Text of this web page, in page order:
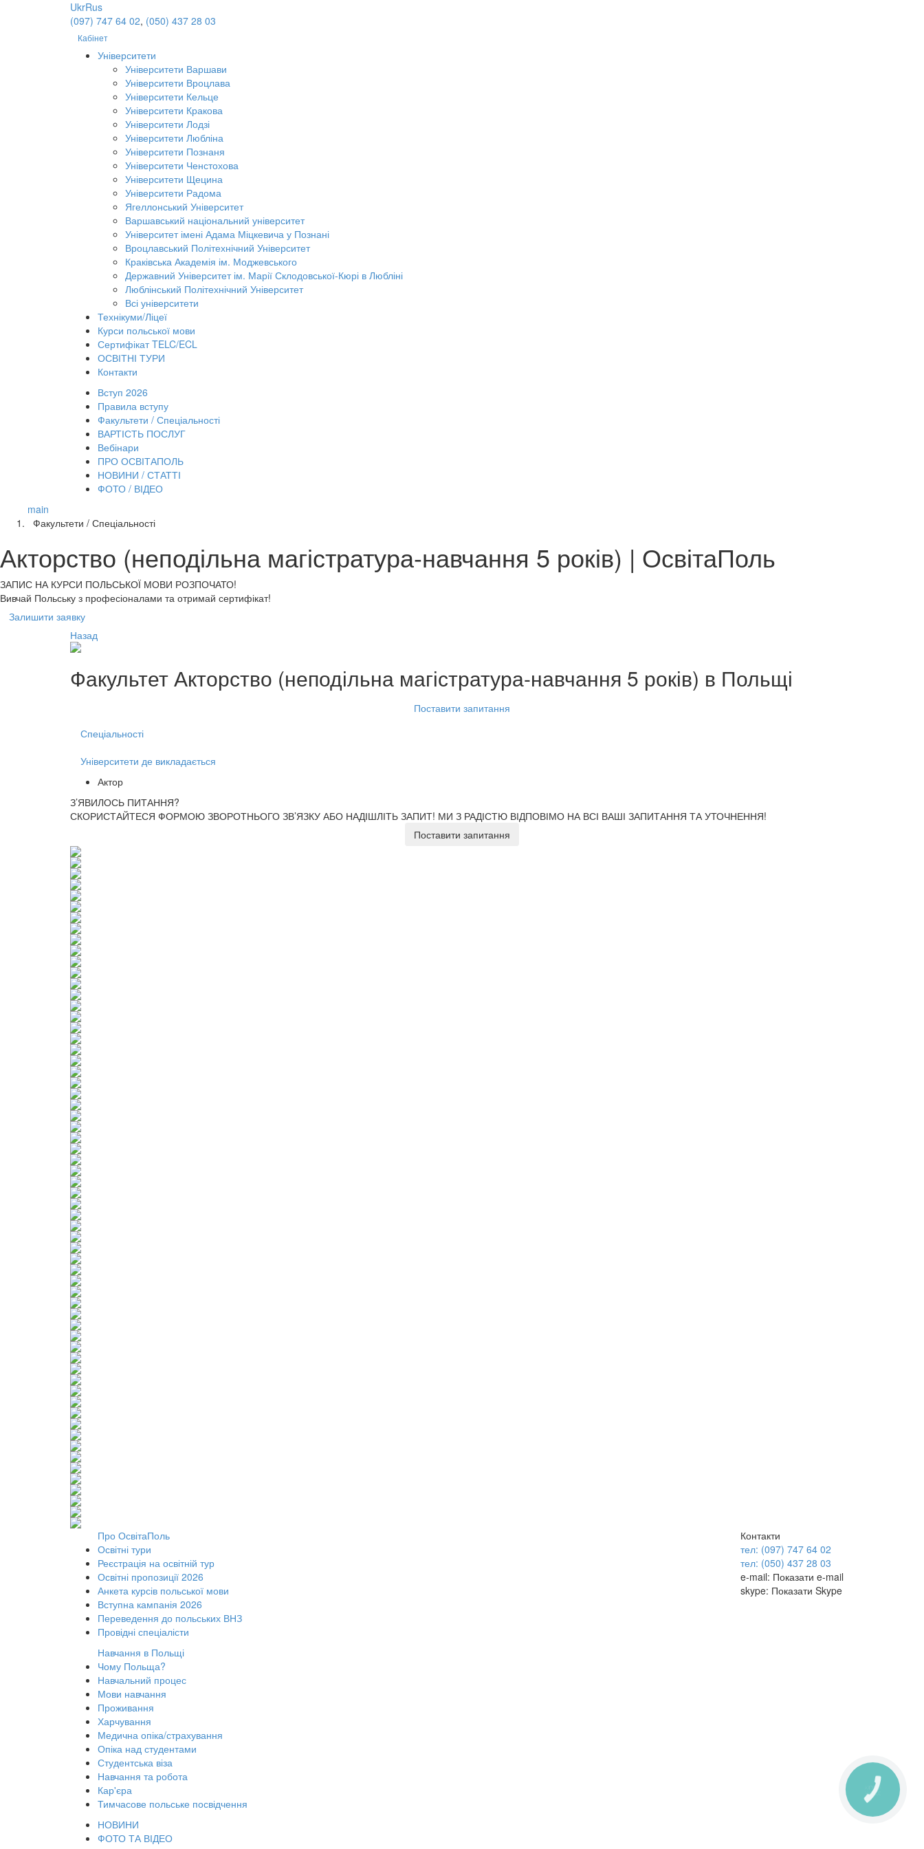
UkrRus
(097) 747 64 02, (050) 437 28 03
Кабінет
Університети
Університети Варшави
Університети Вроцлава
Університети Кельце
Університети Кракова
Університети Лодзі
Університети Любліна
Університети Познаня
Університети Ченстохова
Університети Щецина
Університети Радома
Ягеллонський Університет
Варшавський національний університет
Університет імені Адама Міцкевича у Познані
Вроцлавський Політехнічний Університет
Краківська Академія ім. Моджевського
Державний Університет ім. Марії Склодовської-Кюрі в Любліні
Люблінський Політехнічний Університет
Всі університети
Технікуми/Ліцеї
Курси польської мови
Сертифікат TELC/ECL
ОСВІТНІ ТУРИ
Контакти
Вступ 2026
Правила вступу
Факультети / Спеціальності
ВАРТІСТЬ ПОСЛУГ
Вебінари
ПРО ОСВІТАПОЛЬ
НОВИНИ / СТАТТІ
ФОТО / ВІДЕО
main
Факультети / Спеціальності
Акторство (неподільна магістратура-навчання 5 років) | ОсвітаПоль
ЗАПИС НА КУРСИ ПОЛЬСЬКОЇ МОВИ РОЗПОЧАТО!
Вивчай Польську з професіоналами та отримай сертифікат!
Залишити заявку
Назад
ФакультетАкторство (неподільна магістратура-навчання 5 років) в Польщі
Поставити запитання
Спеціальності
Університети де викладається
Актор
З’ЯВИЛОСЬ ПИТАННЯ?
СКОРИСТАЙТЕСЯ ФОРМОЮ ЗВОРОТНЬОГО ЗВ’ЯЗКУ АБО НАДІШЛІТЬ ЗАПИТ! МИ З РАДІСТЮ ВІДПОВІМО НА ВСІ ВАШІ ЗАПИТАННЯ ТА УТОЧНЕННЯ!
Поставити запитання
Про ОсвітаПоль
Освітні тури
Реєстрація на освітній тур
Освітні пропозиції 2026
Анкета курсів польської мови
Вступна кампанія 2026
Переведення до польських ВНЗ
Провідні спеціалісти
Навчання в Польщі
Чому Польща?
Навчальний процес
Мови навчання
Проживання
Харчування
Медична опіка/страхування
Опіка над студентами
Студентська віза
Навчання та робота
Кар'єра
Тимчасове польське посвідчення
НОВИНИ
ФОТО ТА ВІДЕО
Контакти
тел: (097) 747 64 02
тел: (050) 437 28 03
e-mail: Показати e-mail
skype: Показати Skype
КНОПКА
ЗВ'ЯЗКУ